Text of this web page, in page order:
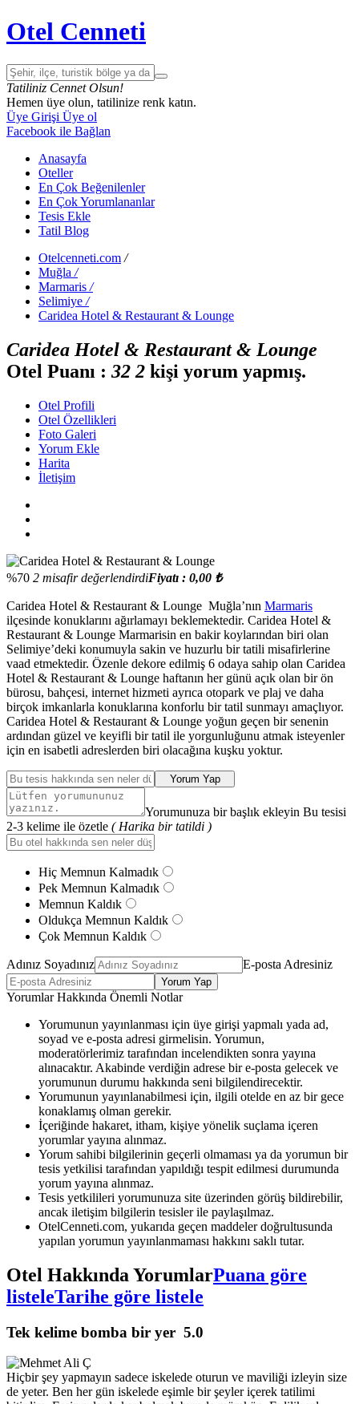
Otel Cenneti
Tatiliniz Cennet Olsun!
Hemen üye olun, tatilinize renk katın.
Üye Girişi Üye ol
Facebook ile Bağlan
Anasayfa
Oteller
En Çok Beğenilenler
En Çok Yorumlananlar
Tesis Ekle
Tatil Blog
Otelcenneti.com /
Muğla /
Marmaris /
Selimiye /
Caridea Hotel & Restaurant & Lounge
Caridea Hotel & Restaurant & Lounge
Otel Puanı : 32 2 kişi yorum yapmış.
Otel Profili
Otel Özellikleri
Foto Galeri
Yorum Ekle
Harita
İletişim
%70 2 misafir değerlendirdiFiyatı : 0,00 ₺
Caridea Hotel & Restaurant & Lounge Muğla’nın Marmaris
ilçesinde konuklarını ağırlamayı beklemektedir. Caridea Hotel &
Restaurant & Lounge Marmarisin en bakir koylarından biri olan
Selimiye’deki konumuyla sakin ve huzurlu bir tatili misafirlerine
vaad etmektedir. Özenle dekore edilmiş 6 odaya sahip olan Caridea
Hotel & Restaurant & Lounge haftanın her günü açık olan bir ön
bürosu, bahçesi, internet hizmeti ayrıca otopark ve plaj ve daha
birçok imkanlarla konuklarına konforlu bir tatil sunmayı amaçlıyor.
Caridea Hotel & Restaurant & Lounge yoğun geçen bir senenin
ardından güzel ve keyifli bir tatil ile yorgunluğunu atmak isteyenler
için en isabetli adreslerden biri olacağına kuşku yoktur.
Yorum Yap
Yorumunuza bir başlık ekleyin Bu tesisi
2-3 kelime ile özetle ( Harika bir tatildi )
Hiç Memnun Kalmadık
Pek Memnun Kalmadık
Memnun Kaldık
Oldukça Memnun Kaldık
Çok Memnun Kaldık
Adınız Soyadınız E-posta Adresiniz
Yorum Yap
Yorumlar Hakkında Önemli Notlar
Yorumunun yayınlanması için üye girişi yapmalı yada ad,
soyad ve e-posta adresi girmelisin. Yorumun,
moderatörlerimiz tarafından incelendikten sonra yayına
alınacaktır. Akabinde verdiğin adrese bir e-posta gelecek ve
yorumunun durumu hakkında seni bilgilendirecektir.
Yorumunun yayınlanabilmesi için, ilgili otelde en az bir gece
konaklamış olman gerekir.
İçeriğinde hakaret, itham, kişiye yönelik suçlama içeren
yorumlar yayına alınmaz.
Yorum sahibi bilgilerinin geçerli olmaması ya da yorumun bir
tesis yetkilisi tarafından yapıldığı tespit edilmesi durumunda
yorum yayına alınmaz.
Tesis yetkilileri yorumunuza site üzerinden görüş bildirebilir,
ancak iletişim bilgilerin tesisler ile paylaşılmaz.
OtelCenneti.com, yukarıda geçen maddeler doğrultusunda
yapılan yorumun yayınlanmaması hakkını saklı tutar.
Otel Hakkında YorumlarPuana göre
listeleTarihe göre listele
Tek kelime bomba bir yer 5.0
Hiçbir şey yapmayın sadece iskelede oturun ve maviliği izleyin size
de yeter. Ben her gün iskelede eşimle bir şeyler içerek tatilimi